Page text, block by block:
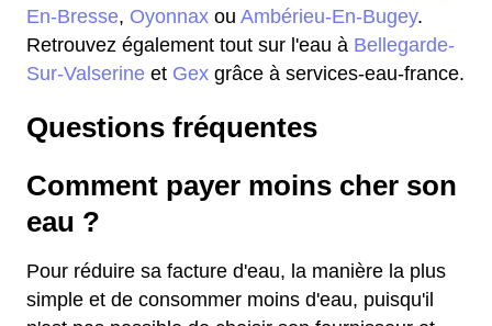
En-Bresse, Oyonnax ou Ambérieu-En-Bugey.
Retrouvez également tout sur l'eau à Bellegarde-
Sur-Valserine et Gex grâce à services-eau-france.
Questions fréquentes
Comment payer moins cher son
eau ?
Pour réduire sa facture d'eau, la manière la plus
simple et de consommer moins d'eau, puisqu'il